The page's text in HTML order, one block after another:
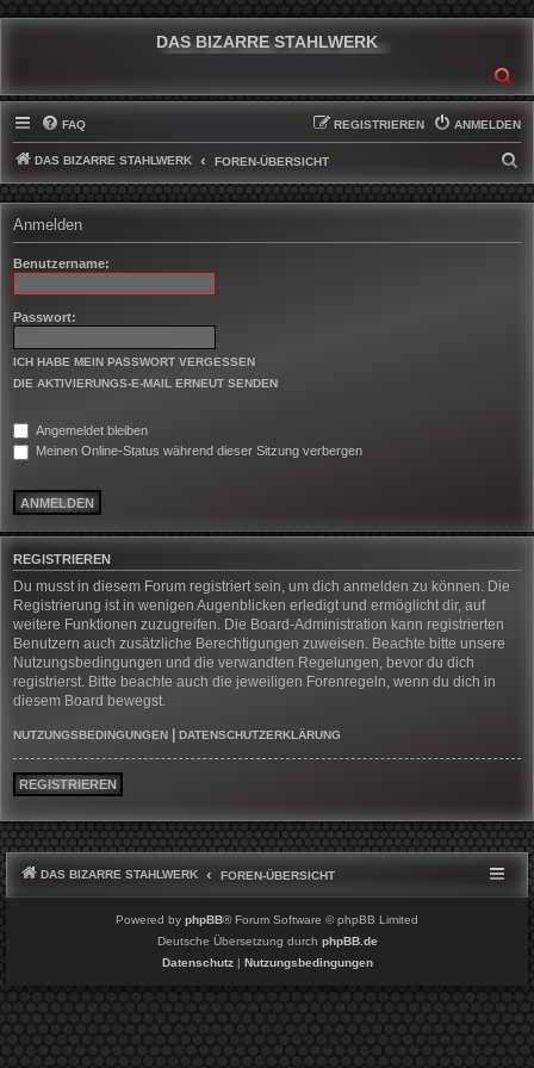
DAS BIZARRE STAHLWERK
FAQ ANMELDEN
REGISTRIEREN
DAS BIZARRE STAHLWERK FOREN-ÜBERSICHT
U
H
Anmelden
Benutzername:
Passwort:
ICH HABE MEIN PASSWORT VERGESSEN
DIE AKTIVIERUNGS-E-MAIL ERNEUT SENDEN
Angemeldet bleiben
Meinen Online-Status während dieser Sitzung verbergen
REGISTRIEREN
Du musst in diesem Forum registriert sein, um dich anmelden zu können. Die
Registrierung ist in wenigen Augenblicken erledigt und ermöglicht dir, auf
weitere Funktionen zuzugreifen. Die Board-Administration kann registrierten
Benutzern auch zusätzliche Berechtigungen zuweisen. Beachte bitte unsere
Nutzungsbedingungen und die verwandten Regelungen, bevor du dich
registrierst. Bitte beachte auch die jeweiligen Forenregeln, wenn du dich in
diesem Board bewegst.
NUTZUNGSBEDINGUNGEN DATENSCHUTZERKLÄRUNG
REGISTRIEREN
DAS BIZARRE STAHLWERK FOREN-ÜBERSICHT
Powered by phpBB® Forum Software © phpBB Limited
Deutsche Übersetzung durch phpBB.de
Datenschutz| Nutzungsbedingungen